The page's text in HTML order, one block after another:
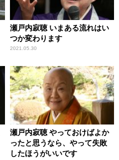
瀬戸内寂聴 いまある流れはい
つか変わります
2021.05.30
瀬戸内寂聴 やっておけばよか
ったと思うなら、やって失敗
したほうがいいです